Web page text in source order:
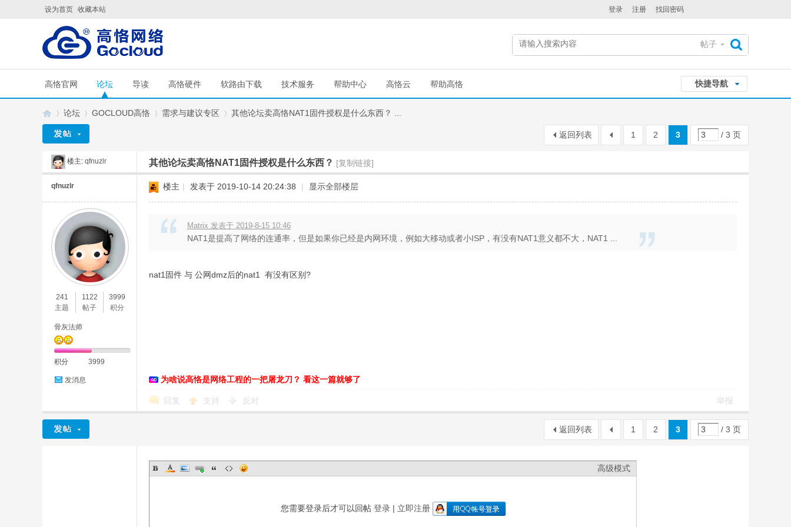
设为首页 收藏本站 登录 注册 找回密码
帖子
快捷导航
高恪官网 论坛 导读 高恪硬件 软路由下载 技术服务 帮助中心 高恪云 帮助高恪
»
论坛
›
GOCLOUD高恪
›
需求与建议专区
›
其他论坛卖高恪NAT1固件授权是什么东西？ ...
1 2 3 / 3 页
返回列表
楼主: qfnuzlr 其他论坛卖高恪NAT1固件授权是什么东西？ [复制链接]
qfnuzlr
241
主题
1122
帖子
3999
积分
骨灰法师
积分 3999
发消息
楼主 | 发表于 2019-10-14 20:24:38 | 显示全部楼层
Matrix 发表于 2019-8-15 10:46
NAT1是提高了网络的连通率，但是如果你已经是内网环境，例如大移动或者小ISP，有没有NAT1意义都不大，NAT1 ...
nat1固件 与 公网dmz后的nat1 有没有区别?
为啥说高恪是网络工程的一把屠龙刀？ 看这一篇就够了
回复 支持 反对 举报
1 2 3 / 3 页
返回列表
高级模式
您需要登录后才可以回帖 登录| 立即注册